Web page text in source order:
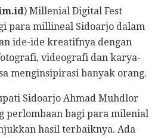
) Millenial Digital Fest
para millineal Sidoarjo dalam
ide-ide kreatifnya dengan
videografi dan karya-
menginsipirasi banyak orang.
Sidoarjo Ahmad Muhdlor
perlombaan bagi para milenial
hasil terbaiknya. Ada